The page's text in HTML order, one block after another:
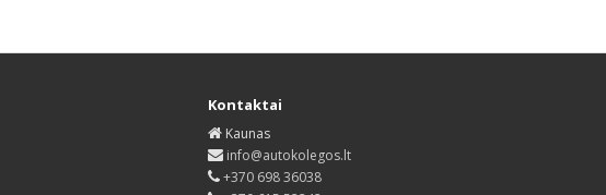
Kontaktai
Kaunas
info@autokolegos.lt
+370 698 36038